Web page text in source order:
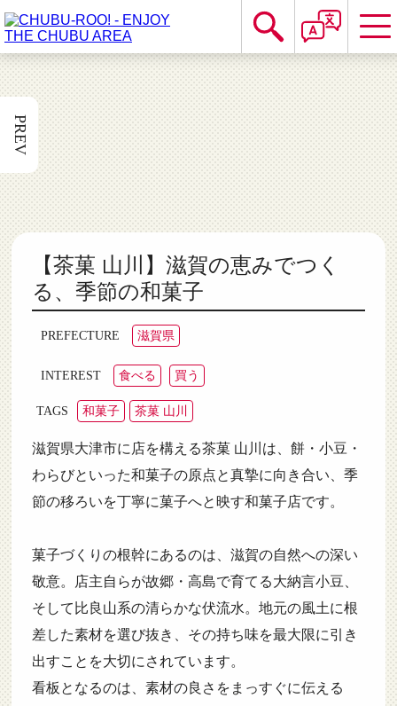
【茶菓 山川】滋賀の恵みでつく
る、季節の和菓子
PREFECTURE 滋賀県
INTEREST 食べる 買う
TAGS 和菓子 茶菓 山川
滋賀県大津市に店を構える茶菓 山川は、餅・小豆・
わらびといった和菓子の原点と真摯に向き合い、季
節の移ろいを丁寧に菓子へと映す和菓子店です。
菓子づくりの根幹にあるのは、滋賀の自然への深い
敬意。店主自らが故郷・高島で育てる大納言小豆、
そして比良山系の清らかな伏流水。地元の風土に根
差した素材を選び抜き、その持ち味を最大限に引き
出すことを大切にされています。
看板となるのは、素材の良さをまっすぐに伝える
PREV